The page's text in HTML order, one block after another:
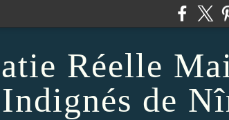
Réelle
Indignés de